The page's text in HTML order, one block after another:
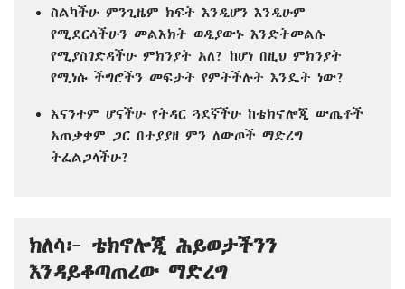
ስልካችሁ ምንጊዜም ክፍት እንዲሆን እንዲሁም
የሚደርሳችሁን መልእክት ወዲያውኑ እንድትመልሱ
የሚያስገድዳችሁ ምክንያት አለ? ከሆነ በዚህ ምክንያት
የሚነሱ ችግሮችን መፍታት የምትችሉት እንዴት ነው?
እናንተም ሆናችሁ የትዳር ጓደኛችሁ ከቴክኖሎጂ ውጤቶች
አጠቃቀም ጋር በተያያዘ ምን ለውጦች ማድረግ
ትፈልጋላችሁ?
ክለሳ፦ ቴክኖሎጂ ሕይወታችንን
እንዳይቆጣጠረው ማድረግ